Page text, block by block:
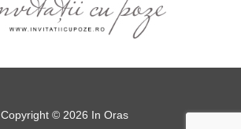
Copyright © 2026 In Oras